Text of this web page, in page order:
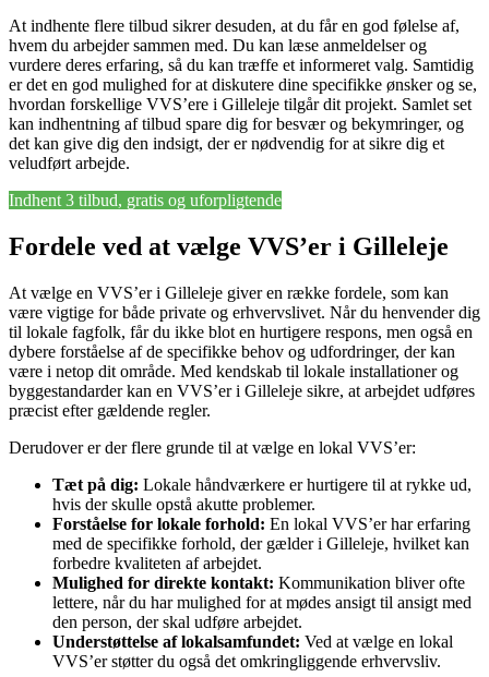
At indhente flere tilbud sikrer desuden, at du får en god følelse af,
hvem du arbejder sammen med. Du kan læse anmeldelser og
vurdere deres erfaring, så du kan træffe et informeret valg. Samtidig
er det en god mulighed for at diskutere dine specifikke ønsker og se,
hvordan forskellige VVS’ere i Gilleleje tilgår dit projekt. Samlet set
kan indhentning af tilbud spare dig for besvær og bekymringer, og
det kan give dig den indsigt, der er nødvendig for at sikre dig et
veludført arbejde.
Indhent 3 tilbud, gratis og uforpligtende
Fordele ved at vælge VVS’er i Gilleleje
At vælge en VVS’er i Gilleleje giver en række fordele, som kan
være vigtige for både private og erhvervslivet. Når du henvender dig
til lokale fagfolk, får du ikke blot en hurtigere respons, men også en
dybere forståelse af de specifikke behov og udfordringer, der kan
være i netop dit område. Med kendskab til lokale installationer og
byggestandarder kan en VVS’er i Gilleleje sikre, at arbejdet udføres
præcist efter gældende regler.
Derudover er der flere grunde til at vælge en lokal VVS’er:
Tæt på dig: Lokale håndværkere er hurtigere til at rykke ud,
hvis der skulle opstå akutte problemer.
Forståelse for lokale forhold: En lokal VVS’er har erfaring
med de specifikke forhold, der gælder i Gilleleje, hvilket kan
forbedre kvaliteten af arbejdet.
Mulighed for direkte kontakt: Kommunikation bliver ofte
lettere, når du har mulighed for at mødes ansigt til ansigt med
den person, der skal udføre arbejdet.
Understøttelse af lokalsamfundet: Ved at vælge en lokal
VVS’er støtter du også det omkringliggende erhvervsliv.